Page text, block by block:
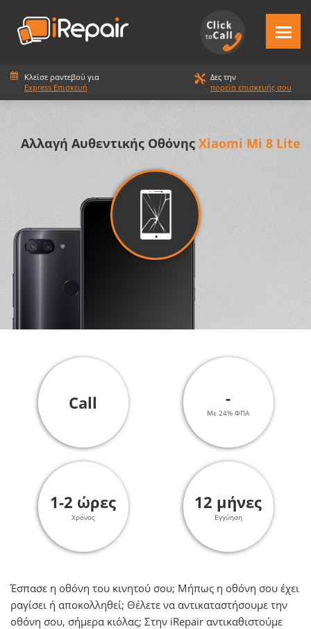
Κλείσε ραντεβού για
Express Επισκευή
Δες την
πορεία επισκευής σου
Αλλαγή Αυθεντικής Οθόνης Xiaomi Mi 8 Lite
Call -
Με 24% ΦΠΑ
1-2 ώρες
Χρόνος
12 μήνες
Εγγύηση
Έσπασε η οθόνη του κινητού σου; Μήπως η οθόνη σου έχει
ραγίσει ή αποκολληθεί; Θέλετε να αντικαταστήσουμε την
οθόνη σου, σήμερα κιόλας; Στην iRepair αντικαθιστούμε